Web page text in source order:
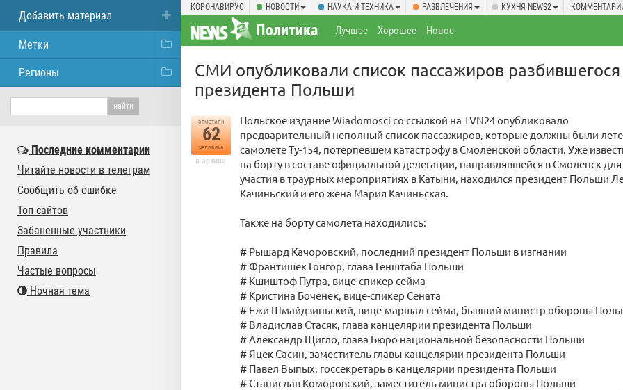
КОРОНАВИРУС НОВОСТИ НАУКА И ТЕХНИКА РАЗВЛЕЧЕНИЯ КУХНЯ NEWS2
Политика Лучшее Хорошее Новое
СМИ опубликовали список пассажиров
президента Польши
отметили
62
человека
в архиве
Польское издание Wiadomosci со ссылкой на TVN24 опубликовало
предварительный неполный список пассажиров, которые должны были
самолете Ту-154, потерпевшем катастрофу в Смоленской области. Уже
на борту в составе официальной делегации, направлявшейся в Смоленск для
участия в траурных мероприятиях в Катыни, находился президент Польши
Качиньский и его жена Мария Качиньская.
Также на борту самолета находились:
# Рышард Качоровский, последний президент Польши в изгнании
# Франтишек Гонгор, глава Генштаба Польши
# Кшиштоф Путра, вице-спикер сейма
# Кристина Боченек, вице-спикер Сената
# Ежи Шмайдзиньский, вице-маршал сейма, бывший министр обороны
# Владислав Стасяк, глава канцелярии президента Польши
# Александр Щигло, глава Бюро национальной безопасности Польши
# Яцек Сасин, заместитель главы канцелярии президента Польши
# Павел Выпых, госсекретарь в канцелярии президента Польши
# Станислав Коморовский, заместитель министра обороны Польши
Добавить материал
Метки
Регионы
Последние комментарии
Читайте новости в телеграм
Сообщить об ошибке
Топ сайтов
Забаненные участники
Правила
Частые вопросы
Ночная тема